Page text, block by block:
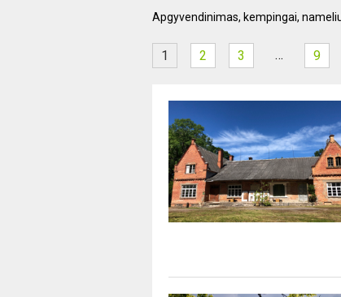
Apgyvendinimas, kempingai,
1 2 3 … 9